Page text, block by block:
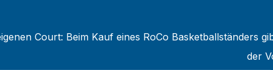
Court: Beim Kauf eines RoCo Basketballständers
der